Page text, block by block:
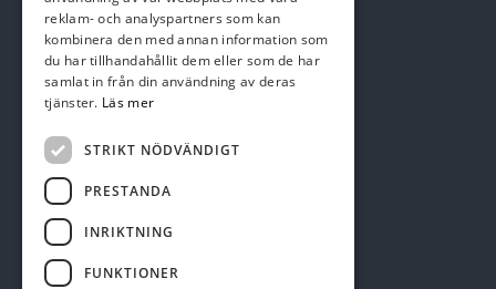
Swish nr 123 137 47 01
reklam- och analyspartners som kan
kombinera den med annan information som
du har tillhandahållit dem eller som de har
samlat in från din användning av deras
tjänster. Läs mer
STRIKT NÖDVÄNDIGT
PRESTANDA
INRIKTNING
FUNKTIONER